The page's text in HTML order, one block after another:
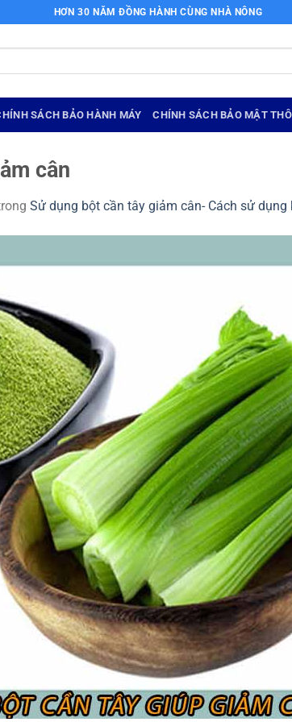
HƠN 30 NĂM ĐỒNG HÀNH CÙNG NHÀ NÔNG
SÁCH BẢO HÀNH MÁY CHÍNH SÁCH BẢO MẬT
cân
Sử dụng bột cần tây giảm cân- Cách sử